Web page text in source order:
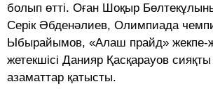
болып өтті. Оған Шоқыр
Серік Әбденәлиев, Олимпиада
Ыбы­райымов, «Алаш прайд» жекпе-
жетекшісі Данияр Қасқарауов
азаматтар қатысты.